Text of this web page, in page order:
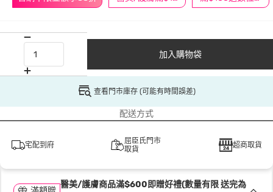
加入購物袋
查看門市庫存 (可能有時間誤差)
配送方式
宅配到府
屈臣氏門市
取貨
超商取貨
醫美/護膚商品滿$600即贈好禮(數量有限 送完為